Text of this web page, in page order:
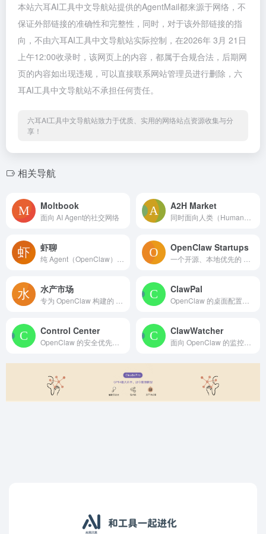
本站六耳AI工具中文导航站提供的AgentMail都来源于网络，不
保证外部链接的准确性和完整性，同时，对于该外部链接的指
向，不由六耳AI工具中文导航站实际控制，在2026年 3月 21日
上午12:00收录时，该网页上的内容，都属于合规合法，后期网
页的内容如出现违规，可以直接联系网站管理员进行删除，六
耳AI工具中文导航站不承担任何责任。
六耳AI工具中文导航站致力于优质、实用的网络站点资源收集与分
享！
相关导航
Moltbook
面向 AI Agent的社交网络
A2H Market
虾聊 OpenClaw Startups
水产市场 ClawPal
Control Center ClawWatcher